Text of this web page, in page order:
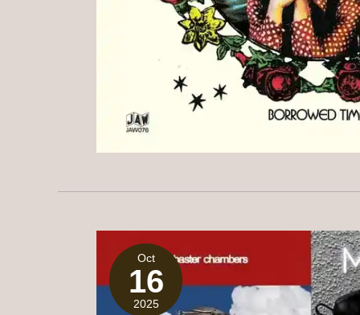
Oct
16
2025